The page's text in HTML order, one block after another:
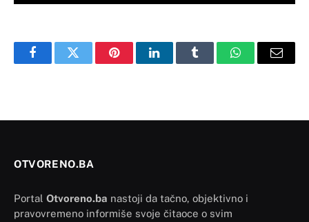
FacebookTwitter PinterestLinkedInTumblr WhatsAppEmail
OTVORENO.BA
Portal Otvoreno.ba nastoji da tačno, objektivno i
pravovremeno informiše svoje čitaoce o svim